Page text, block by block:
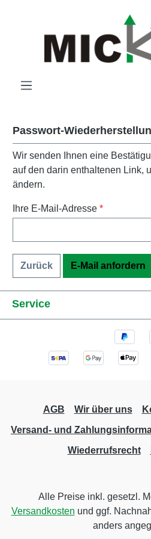
Passwort-
Wir senden Ihnen eine
auf den darin enthaltenen Link,
ändern.
Ihre E-Mail-Adresse *
Zurück E-Mail anfordern
Service
AGB Wir über uns
Versand- und
Wiederrufsrecht
Alle Preise inkl. gesetzl.
Versandkosten und ggf.
anders